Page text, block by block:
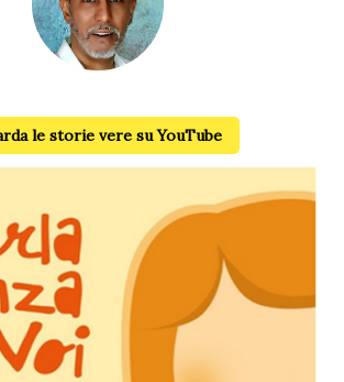
le storie vere su YouTube